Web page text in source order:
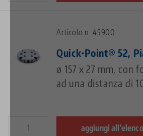
Articolo n. 45900
Quick•Point® 52,
ø 157 x 27 mm, con
ad una distanza di
aggiungi